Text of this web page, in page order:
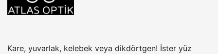
Kare, yuvarlak, kelebek veya dikdörtgen! İster yüz